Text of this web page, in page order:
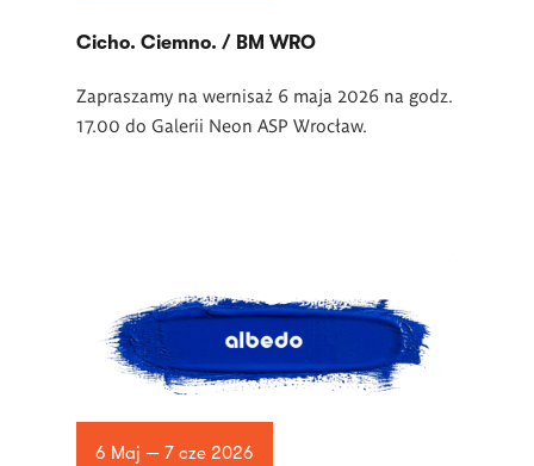
Cicho. Ciemno. / BM WRO
Zapraszamy na wernisaż 6 maja 2026 na godz.
17.00 do Galerii Neon ASP Wrocław.
6 Maj — 7 cze 2026